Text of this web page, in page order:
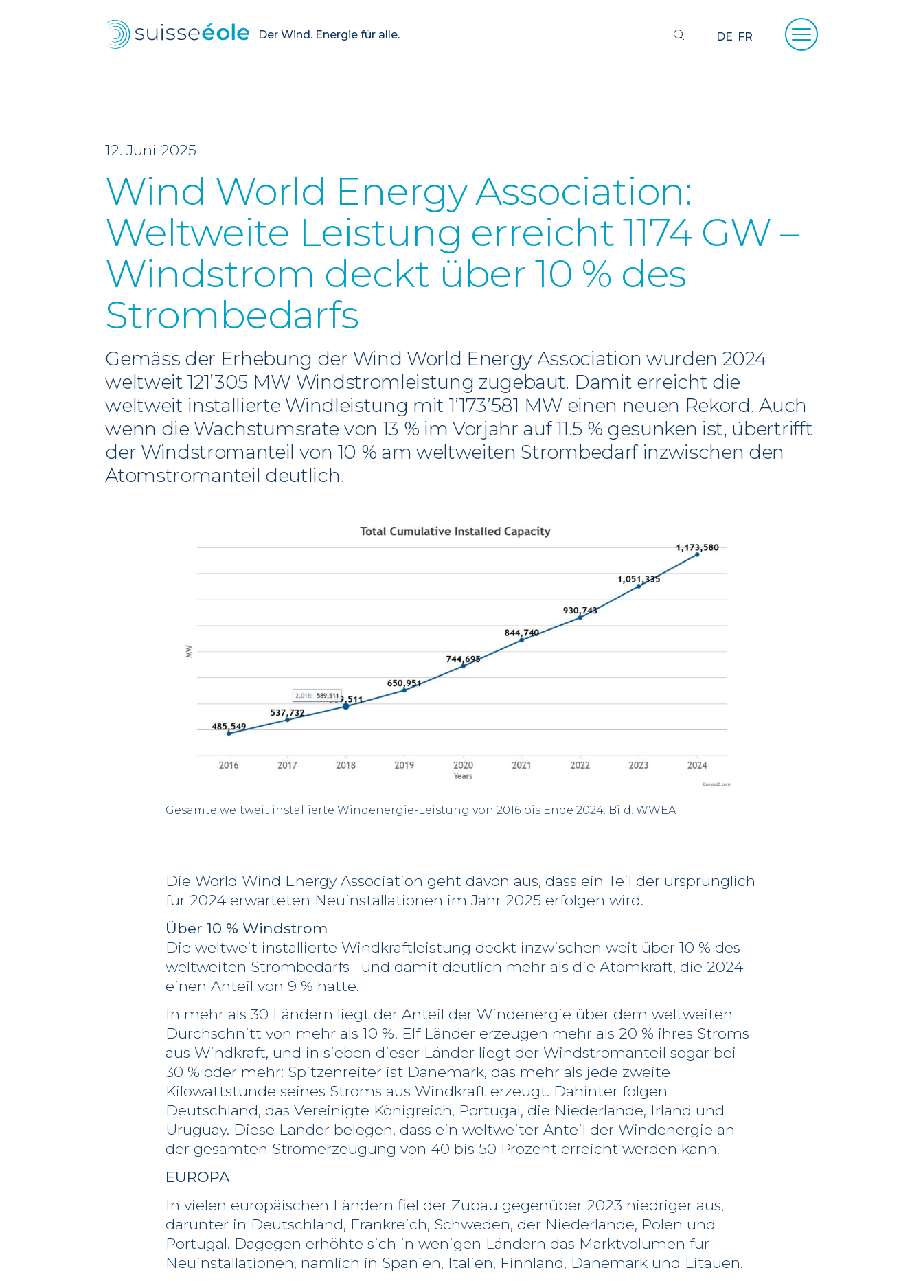
Der Wind. Energie für alle. DE FR
12. Juni 2025
Wind World Energy Association:
Weltweite Leistung erreicht 1174 GW –
Windstrom deckt über 10 % des
Strombedarfs
Gemäss der Erhebung der Wind World Energy Association wurden 2024
weltweit 121’305 MW Windstromleistung zugebaut. Damit erreicht die
weltweit installierte Windleistung mit 1’173’581 MW einen neuen Rekord. Auch
wenn die Wachstumsrate von 13 % im Vorjahr auf 11.5 % gesunken ist, übertrifft
der Windstromanteil von 10 % am weltweiten Strombedarf inzwischen den
Atomstromanteil deutlich.
Gesamte weltweit installierte Windenergie-Leistung von 2016 bis Ende 2024. Bild: WWEA
Die World Wind Energy Association geht davon aus, dass ein Teil der ursprünglich
für 2024 erwarteten Neuinstallationen im Jahr 2025 erfolgen wird.
Über 10 % Windstrom
Die weltweit installierte Windkraftleistung deckt inzwischen weit über 10 % des
weltweiten Strombedarfs– und damit deutlich mehr als die Atomkraft, die 2024
einen Anteil von 9 % hatte.
In mehr als 30 Ländern liegt der Anteil der Windenergie über dem weltweiten
Durchschnitt von mehr als 10 %. Elf Länder erzeugen mehr als 20 % ihres Stroms
aus Windkraft, und in sieben dieser Länder liegt der Windstromanteil sogar bei
30 % oder mehr: Spitzenreiter ist Dänemark, das mehr als jede zweite
Kilowattstunde seines Stroms aus Windkraft erzeugt. Dahinter folgen
Deutschland, das Vereinigte Königreich, Portugal, die Niederlande, Irland und
Uruguay. Diese Länder belegen, dass ein weltweiter Anteil der Windenergie an
der gesamten Stromerzeugung von 40 bis 50 Prozent erreicht werden kann.
EUROPA
In vielen europäischen Ländern fiel der Zubau gegenüber 2023 niedriger aus,
darunter in Deutschland, Frankreich, Schweden, der Niederlande, Polen und
Portugal. Dagegen erhöhte sich in wenigen Ländern das Marktvolumen für
Neuinstallationen, nämlich in Spanien, Italien, Finnland, Dänemark und Litauen.